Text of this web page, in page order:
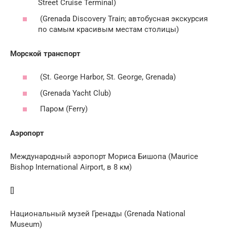
Street Cruise Terminal)
(Grenada Discovery Train; автобусная экскурсия
по самым красивым местам столицы)
Морской транспорт
(St. George Harbor, St. George, Grenada)
(Grenada Yacht Club)
Паром (Ferry)
Аэропорт
Международный аэропорт Мориса Бишопа (Maurice
Bishop International Airport, в 8 км)
[]
Национальный музей Гренады (Grenada National
Museum)